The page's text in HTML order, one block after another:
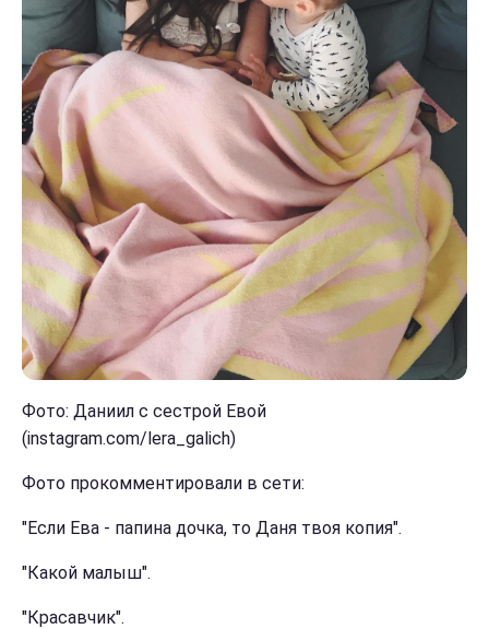
Фото: Даниил с сестрой Евой
(instagram.com/lera_galich)
Фото прокомментировали в сети:
"Если Ева - папина дочка, то Даня твоя копия".
"Какой малыш".
"Красавчик".